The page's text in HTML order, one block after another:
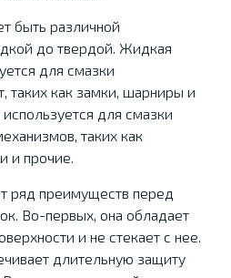
быть различной
до твердой. Жидкая
для смазки
таких как замки, шарниры и
для смазки
таких как
и прочие.
ряд преимуществ перед
Во-первых, она обладает
и не стекает с нее.
длительную защиту